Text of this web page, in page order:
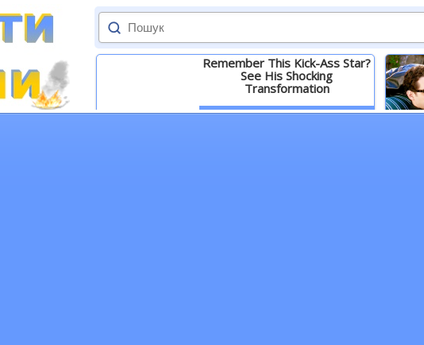
Remember This Kick-Ass Star?
See His Shocking
Transformation
Детальніше